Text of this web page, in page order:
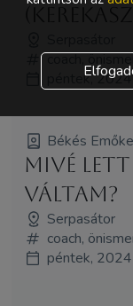
coach,
péntek,
Békés
Mivé
váltam?
Serpasátor
coach,
péntek,